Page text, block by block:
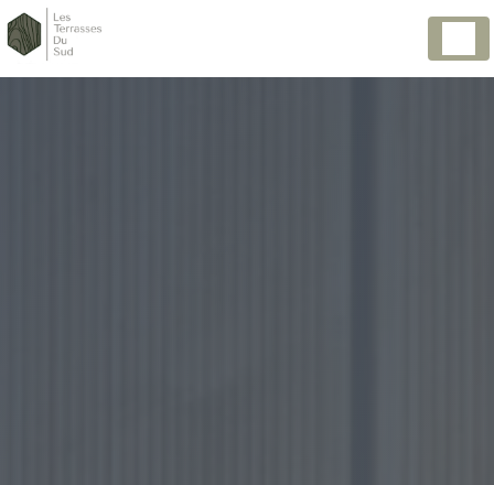
Panneau de gestion des cookies